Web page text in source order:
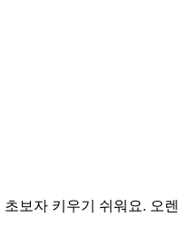
보자 키우기 쉬워요. 오